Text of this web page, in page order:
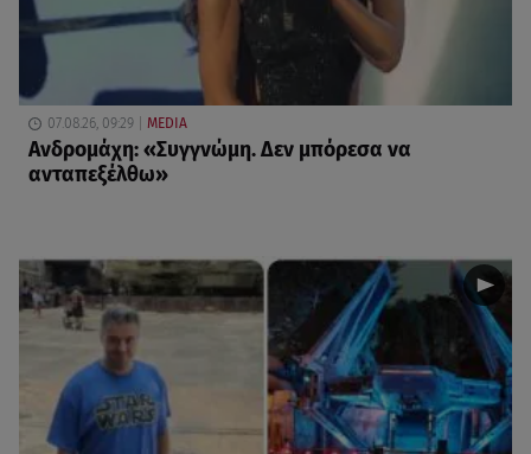
07.08.26, 09:29 MEDIA
Ανδρομάχη: «Συγγνώμη. Δεν μπόρεσα να
ανταπεξέλθω»